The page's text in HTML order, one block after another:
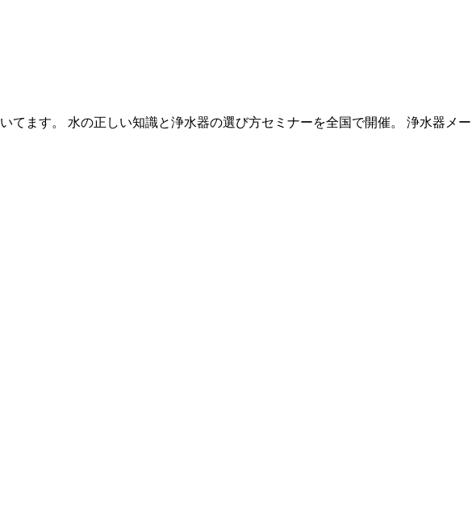
てます。 水の正しい知識と浄水器の選び方セミナーを全国で開催。 浄水器メ